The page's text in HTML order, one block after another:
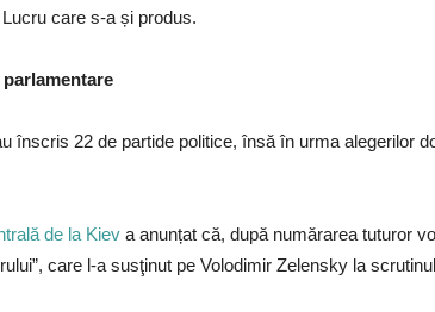
care s-a și produs.
înscris 22 de partide politice, însă în urma alegerilor
de la Kiev a anunțat că, după numărarea tuturor
care l-a susţinut pe Volodimir Zelensky la